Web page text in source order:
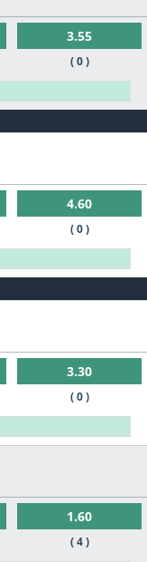
3.55
( 0 )
4.60
( 0 )
3.30
( 0 )
1.60
( 4 )